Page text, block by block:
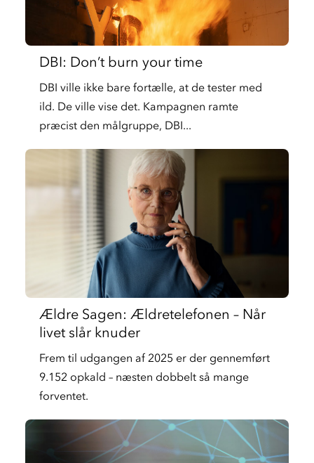
DBI: Don’t burn your time
DBI ville ikke bare fortælle, at de tester med
ild. De ville vise det. Kampagnen ramte
præcist den målgruppe, DBI...
Ældre Sagen: Ældretelefonen – Når
livet slår knuder
Frem til udgangen af 2025 er der gennemført
9.152 opkald – næsten dobbelt så mange
forventet.